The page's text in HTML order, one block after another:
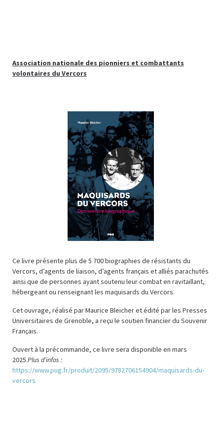
Association nationale des pionniers et combattants
volontaires du Vercors
Ce livre présente plus de 5 700 biographies de résistants du
Vercors, d’agents de liaison, d’agents français et alliés parachutés
ainsi que de personnes ayant soutenu leur combat en ravitaillant,
hébergeant ou renseignant les maquisards du Vercors.
Cet ouvrage, réalisé par Maurice Bleicher et édité par les Presses
Universitaires de Grenoble, a reçu le soutien financier du Souvenir
Français.
Ouvert à la précommande, ce livre sera disponible en mars
2025.Plus d’infos :
https://www.pug.fr/produit/2095/9782706154904/maquisards-du-
vercors